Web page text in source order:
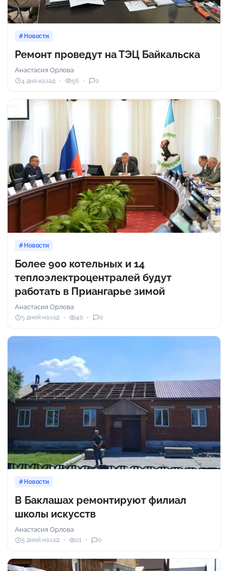
Новости
Ремонт проведут на ТЭЦ Байкальска
Анастасия Орлова
4 дня назад 56 0
Новости
Более 900 котельных и 14
теплоэлектроцентралей будут
работать в Приангарье зимой
Анастасия Орлова
5 дней назад 40 0
Новости
В Баклашах ремонтируют филиал
школы искусств
Анастасия Орлова
5 дней назад 21 0